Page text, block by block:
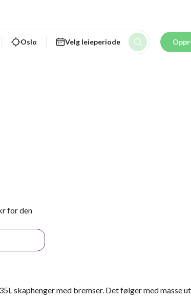
Oslo Velg leieperiode
for den
skaphenger med bremser. Det følger med masse